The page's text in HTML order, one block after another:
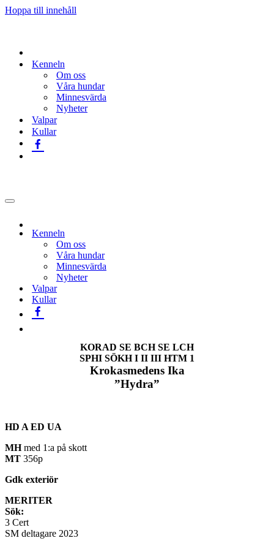
Hoppa till innehåll
Kenneln
Om oss
Våra hundar
Minnesvärda
Nyheter
Valpar
Kullar
Navigeringsmeny
Kenneln
Om oss
Våra hundar
Minnesvärda
Nyheter
Valpar
Kullar
KORAD SE BCH SE LCH
SPHI SÖKH I II III HTM 1
Krokasmedens Ika
”Hydra”
HD A ED UA
MHmed 1:a på skott
MT 356p
Gdk exteriör
MERITER
Sök:
3 Cert
SM deltagare 2023